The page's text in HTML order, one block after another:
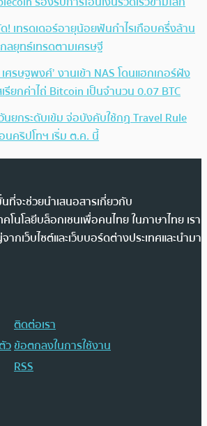
! เทรดเดอร์อายุน้อยฟันกำไรเกือบครึ่งล้าน
ลยุทธ์เทรดตามเศรษฐี
เศรษฐพงศ์’ งานเข้า NAS โดนแฮกเกอร์ฝัง
เรียกค่าไถ่ Bitcoin เป็นจำนวน 0.07 BTC
นยกระดับเข้ม จ่อบังคับใช้กฏ Travel Rule
นคริปโทฯ เริ่ม ต.ค. นี้
ที่จะช่วยนำเสนอสารเกี่ยวกับ
โนโลยีบล็อกเชนเพื่อคนไทย ในภาษาไทย เรา
กเว็บไซต์และเว็บบอร์ดต่างประเทศและนำมา
ติดต่อเรา
วข้อตกลงในการใช้งาน
RSS